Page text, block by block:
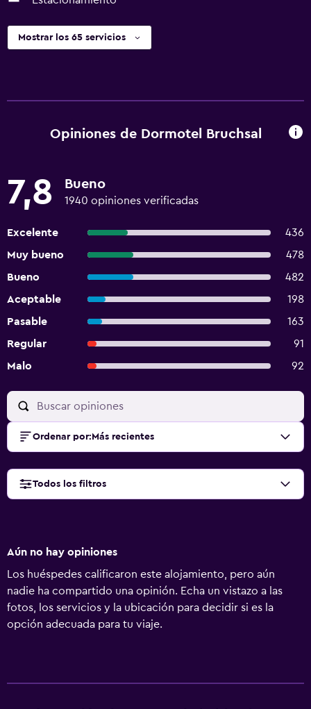
Mostrar los 65 servicios
Opiniones de Dormotel Bruchsal
7,8 Bueno
1940 opiniones verificadas
Excelente
436
Muy bueno
478
Bueno
482
Aceptable
198
Pasable
163
Regular
91
Malo
92
Ordenar por: Más recientes
Todos los filtros
Aún no hay opiniones
Los huéspedes calificaron este alojamiento, pero aún
nadie ha compartido una opinión. Echa un vistazo a las
fotos, los servicios y la ubicación para decidir si es la
opción adecuada para tu viaje.